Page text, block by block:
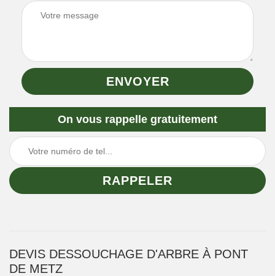
On vous rappelle gratuitement
DEVIS DESSOUCHAGE D'ARBRE À PONT
DE METZ